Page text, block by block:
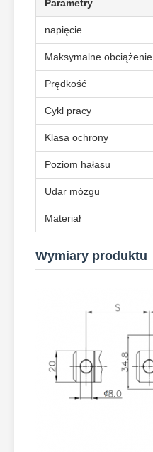
Parametry
napięcie
Maksymalne obciążenie
Prędkość
Cykl pracy
Klasa ochrony
Poziom hałasu
Udar mózgu
Materiał
Wymiary produktu